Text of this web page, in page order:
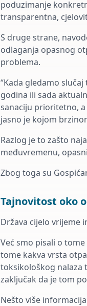
poduzimanje
transparentna,
S druge strane,
odlaganja opasnog
problema.
“Kada gledamo
godina ili sada
sanaciju prioritetno,
jasno je kojom
Razlog je to zašto
međuvremenu,
Zbog toga su
Tajnovitost oko
Država cijelo vrijeme
Već smo pisali o
tome kakva vrsta
toksikološkog nalaza
zaključak da je tom
Nešto više